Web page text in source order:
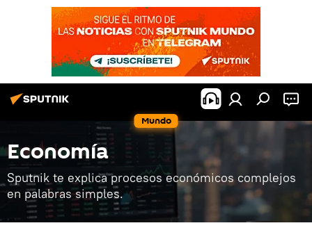
Mundo
Economía
Sputnik te explica procesos económicos complejos
en palabras simples.